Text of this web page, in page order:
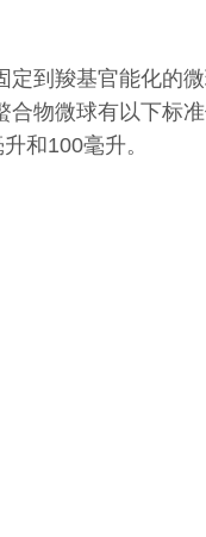
到羧基官能化的微
合物微球有以下标
和100毫升。